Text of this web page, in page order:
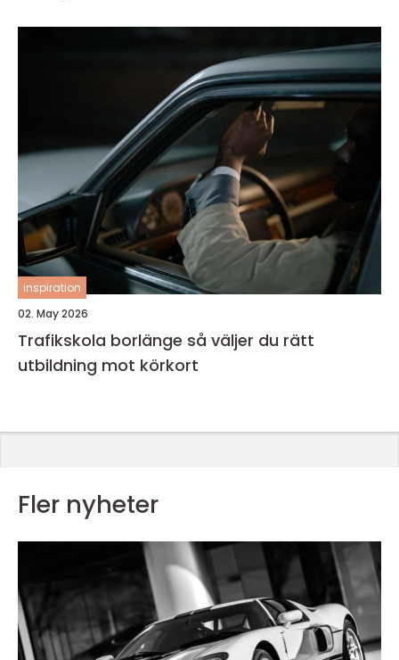
inspiration
02. May 2026
Trafikskola borlänge så väljer du rätt
utbildning mot körkort
Fler nyheter